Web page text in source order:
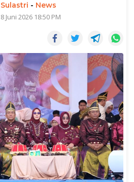
- News
Juni 2026 18:50 PM